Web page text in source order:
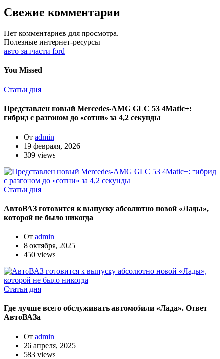
Свежие комментарии
Нет комментариев для просмотра.
Полезные интернет-ресурсы
авто запчасти ford
You Missed
Статьи дня
Представлен новый Mercedes-AMG GLC 53 4Matic+:
гибрид с разгоном до «сотни» за 4,2 секунды
От admin
19 февраля, 2026
309 views
Статьи дня
АвтоВАЗ готовится к выпуску абсолютно новой «Лады»,
которой не было никогда
От admin
8 октября, 2025
450 views
Статьи дня
Где лучше всего обслуживать автомобили «Лада». Ответ
АвтоВАЗа
От admin
26 апреля, 2025
583 views